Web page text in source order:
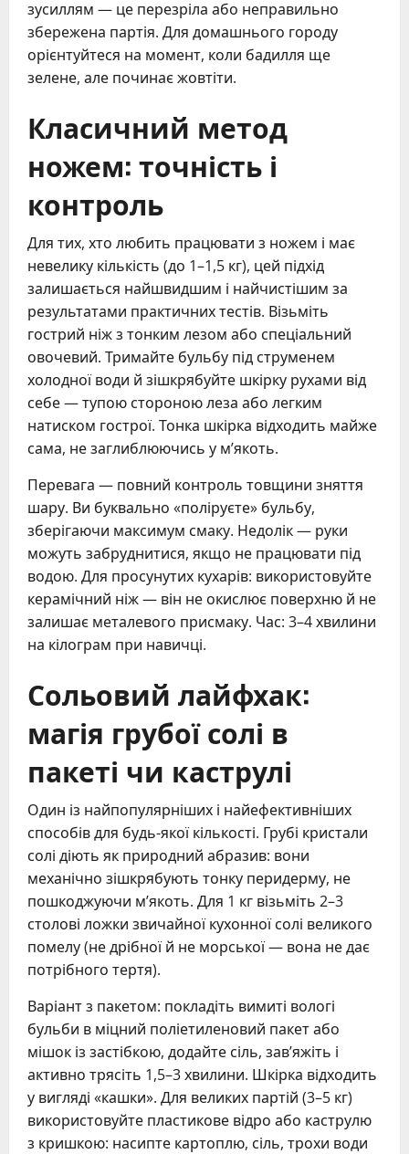
зусиллям — це перезріла або неправильно
збережена партія. Для домашнього городу
орієнтуйтеся на момент, коли бадилля ще
зелене, але починає жовтіти.
Класичний метод
ножем: точність і
контроль
Для тих, хто любить працювати з ножем і має
невелику кількість (до 1–1,5 кг), цей підхід
залишається найшвидшим і найчистішим за
результатами практичних тестів. Візьміть
гострий ніж з тонким лезом або спеціальний
овочевий. Тримайте бульбу під струменем
холодної води й зішкрябуйте шкірку рухами від
себе — тупою стороною леза або легким
натиском гострої. Тонка шкірка відходить майже
сама, не заглиблюючись у м’якоть.
Перевага — повний контроль товщини зняття
шару. Ви буквально «поліруєте» бульбу,
зберігаючи максимум смаку. Недолік — руки
можуть забруднитися, якщо не працювати під
водою. Для просунутих кухарів: використовуйте
керамічний ніж — він не окислює поверхню й не
залишає металевого присмаку. Час: 3–4 хвилини
на кілограм при навичці.
Сольовий лайфхак:
магія грубої солі в
пакеті чи каструлі
Один із найпопулярніших і найефективніших
способів для будь-якої кількості. Грубі кристали
солі діють як природний абразив: вони
механічно зішкрябують тонку перидерму, не
пошкоджуючи м’якоть. Для 1 кг візьміть 2–3
столові ложки звичайної кухонної солі великого
помелу (не дрібної й не морської — вона не дає
потрібного тертя).
Варіант з пакетом: покладіть вимиті вологі
бульби в міцний поліетиленовий пакет або
мішок із застібкою, додайте сіль, зав’яжіть і
активно трясіть 1,5–3 хвилини. Шкірка відходить
у вигляді «кашки». Для великих партій (3–5 кг)
використовуйте пластикове відро або каструлю
з кришкою: насипте картоплю, сіль, трохи води